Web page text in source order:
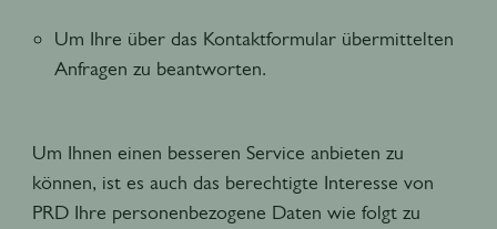
Um Ihre über das Kontaktformular übermittelten
Anfragen zu beantworten.
Um Ihnen einen besseren Service anbieten zu
können, ist es auch das berechtigte Interesse von
PRD Ihre personenbezogene Daten wie folgt zu